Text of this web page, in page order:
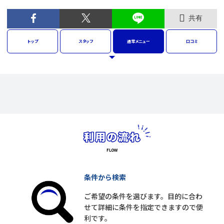
共有
トップ スタッフ 通常メニュー 口コミ
条件から検索
ご希望の条件を選びます。目的に合わ
せて詳細に条件を指定できますので便
利です。